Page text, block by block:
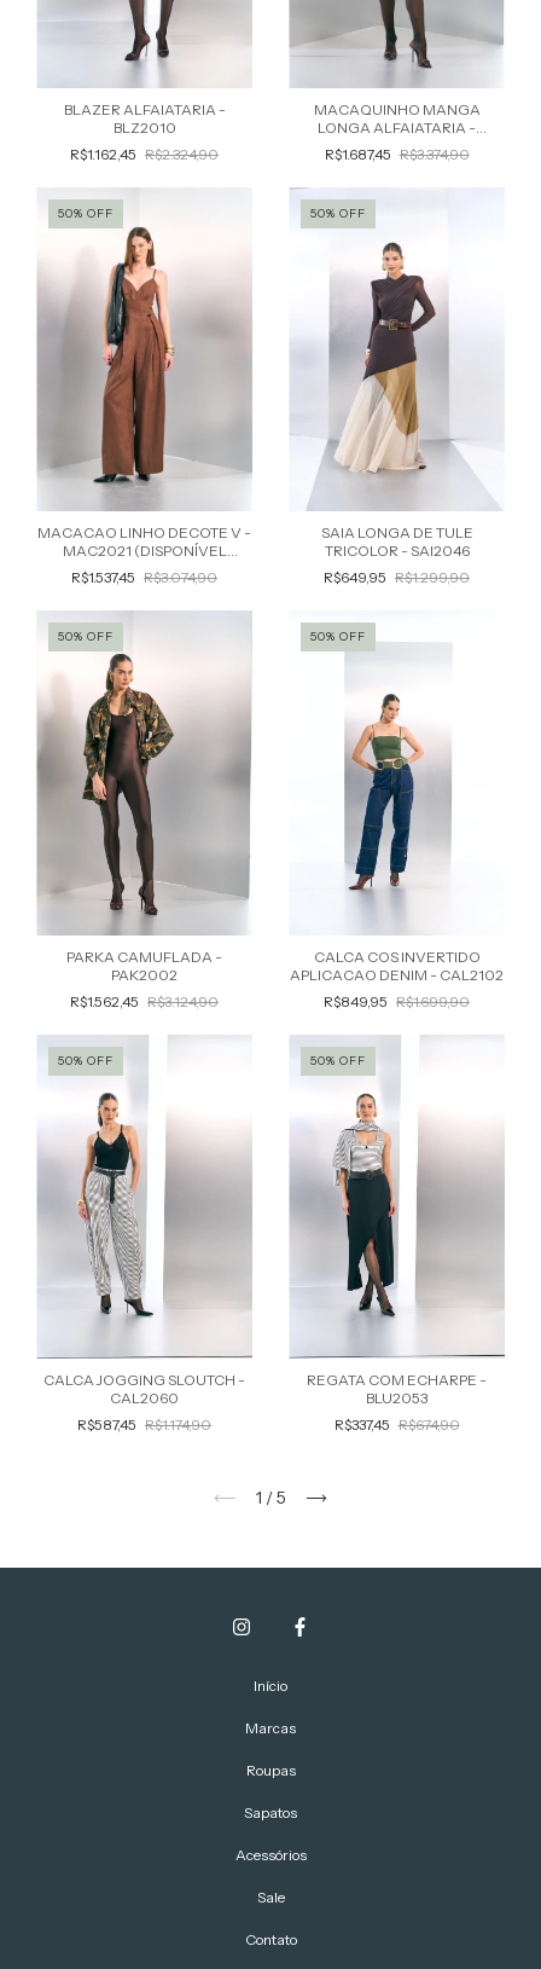
BLAZER ALFAIATARIA -
BLZ2010
R$1.162,45 R$2.324,90
MACAQUINHO MANGA
LONGA ALFAIATARIA -
MAC2013 (DISPONÍVEL
VERDE)
R$1.687,45 R$3.374,90
50% OFF
MACACAO LINHO DECOTE V -
MAC2021 (DISPONÍVEL
BORDÔ)
R$1.537,45 R$3.074,90
50% OFF
SAIA LONGA DE TULE
TRICOLOR - SAI2046
R$649,95 R$1.299,90
50% OFF
PARKA CAMUFLADA -
PAK2002
R$1.562,45 R$3.124,90
50% OFF
CALCA COS INVERTIDO
APLICACAO DENIM - CAL2102
R$849,95 R$1.699,90
50% OFF
CALCA JOGGING SLOUTCH -
CAL2060
R$587,45 R$1.174,90
50% OFF
REGATA COM ECHARPE -
BLU2053
R$337,45 R$674,90
1 /5
Início
Marcas
Roupas
Sapatos
Acessórios
Sale
Contato